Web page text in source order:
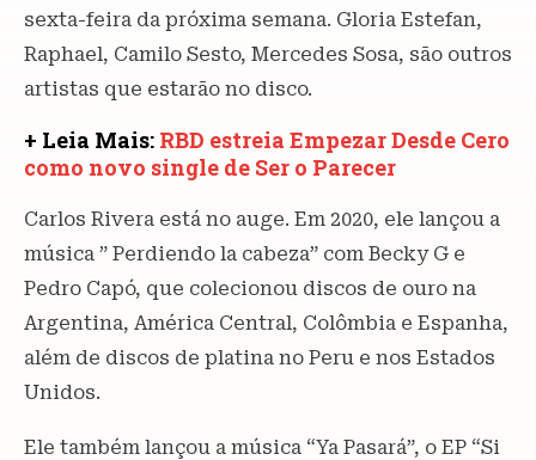
sexta-feira da próxima semana. Gloria Estefan,
Raphael, Camilo Sesto, Mercedes Sosa, são outros
artistas que estarão no disco.
+ Leia Mais: RBD estreia Empezar Desde Cero
como novo single de Ser o Parecer
Carlos Rivera está no auge. Em 2020, ele lançou a
música ” Perdiendo la cabeza” com Becky G e
Pedro Capó, que colecionou discos de ouro na
Argentina, América Central, Colômbia e Espanha,
além de discos de platina no Peru e nos Estados
Unidos.
Ele também lançou a música “Ya Pasará”, o EP “Si